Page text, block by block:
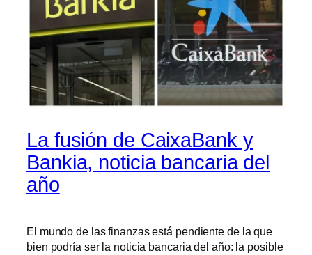
La fusión de CaixaBank y
Bankia, noticia bancaria del
año
El mundo de las finanzas está pendiente de la que
bien podría ser la noticia bancaria del año: la posible